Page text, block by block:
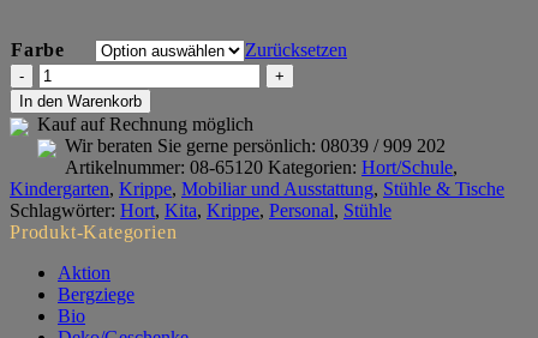
Farbe
Zurücksetzen
Rollhocker
"Star"
mit
T-
Lehne,
38-
48
cm
Menge
In den Warenkorb
Kauf auf Rechnung möglich
Wir beraten Sie gerne persönlich: 08039 / 909 202
Artikelnummer: 08-65120 Kategorien: Hort/Schule,
Kindergarten, Krippe, Mobiliar und Ausstattung, Stühle & Tische
Schlagwörter: Hort, Kita, Krippe, Personal, Stühle
Produkt-Kategorien
Aktion
Bergziege
Bio